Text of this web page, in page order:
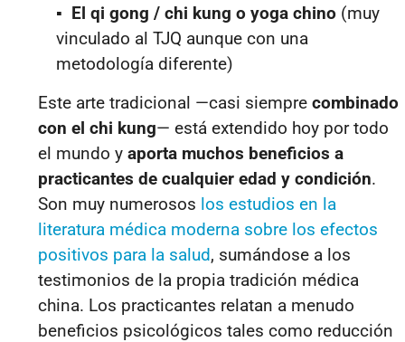
▪ El qi gong / chi kung o yoga chino (muy
vinculado al TJQ aunque con una
metodología diferente)
Este arte tradicional —casi siempre combinado
con el chi kung— está extendido hoy por todo
el mundo y aporta muchos beneficios a
practicantes de cualquier edad y condición.
Son muy numerosos los estudios en la
literatura médica moderna sobre los efectos
positivos para la salud, sumándose a los
testimonios de la propia tradición médica
china. Los practicantes relatan a menudo
beneficios psicológicos tales como reducción